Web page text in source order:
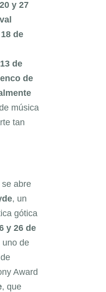
y 27
de
de
de
música
tan
abre
, un
gótica
y 26 de
uno de
Award
, que